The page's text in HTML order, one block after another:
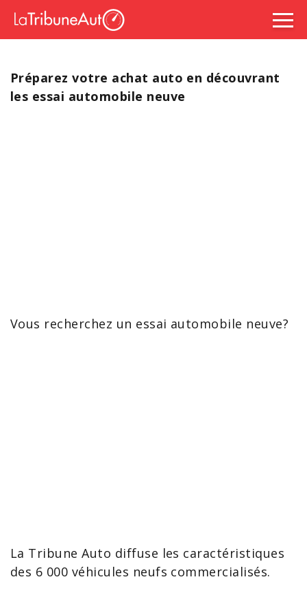
Préparez votre achat auto en découvrant
les essai automobile neuve
Vous recherchez un essai automobile neuve?
La Tribune Auto diffuse les caractéristiques
des 6 000 véhicules neufs commercialisés.